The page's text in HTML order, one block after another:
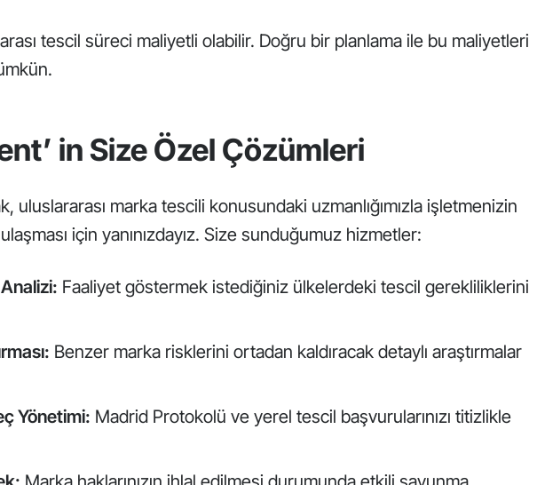
tescil süreci maliyetli olabilir. Doğru bir planlama ile bu maliyetleri
in Size Özel Çözümleri
uluslararası marka tescili konusundaki uzmanlığımızla işletmenizin
için yanınızdayız. Size sunduğumuz hizmetler:
Faaliyet göstermek istediğiniz ülkelerdeki tescil gerekliliklerini
Benzer marka risklerini ortadan kaldıracak detaylı araştırmalar
Yönetimi: Madrid Protokolü ve yerel tescil başvurularınızı titizlikle